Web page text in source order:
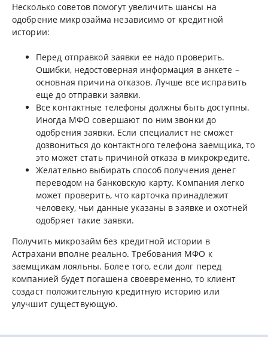
Несколько советов помогут увеличить шансы на
одобрение микрозайма независимо от кредитной
истории:
Перед отправкой заявки ее надо проверить.
Ошибки, недостоверная информация в анкете –
основная причина отказов. Лучше все исправить
еще до отправки заявки.
Все контактные телефоны должны быть доступны.
Иногда МФО совершают по ним звонки до
одобрения заявки. Если специалист не сможет
дозвониться до контактного телефона заемщика, то
это может стать причиной отказа в микрокредите.
Желательно выбирать способ получения денег
переводом на банковскую карту. Компания легко
может проверить, что карточка принадлежит
человеку, чьи данные указаны в заявке и охотней
одобряет такие заявки.
Получить микрозайм без кредитной истории в
Астрахани вполне реально. Требования МФО к
заемщикам лояльны. Более того, если долг перед
компанией будет погашена своевременно, то клиент
создаст положительную кредитную историю или
улучшит существующую.